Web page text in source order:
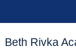
Beth Rivka